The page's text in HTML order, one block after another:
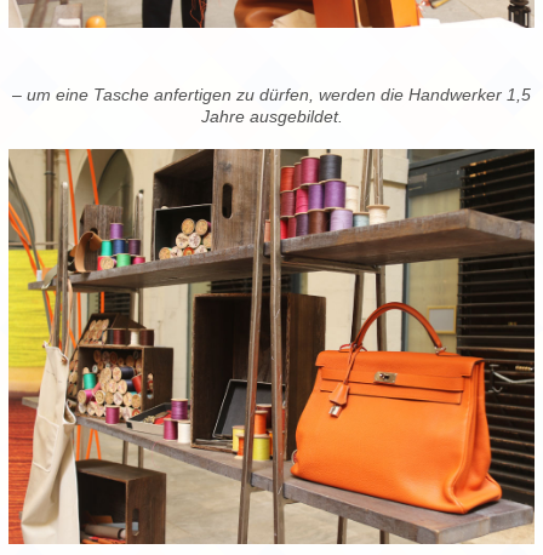
– um eine Tasche anfertigen zu dürfen, werden die Handwerker 1,5
Jahre ausgebildet.